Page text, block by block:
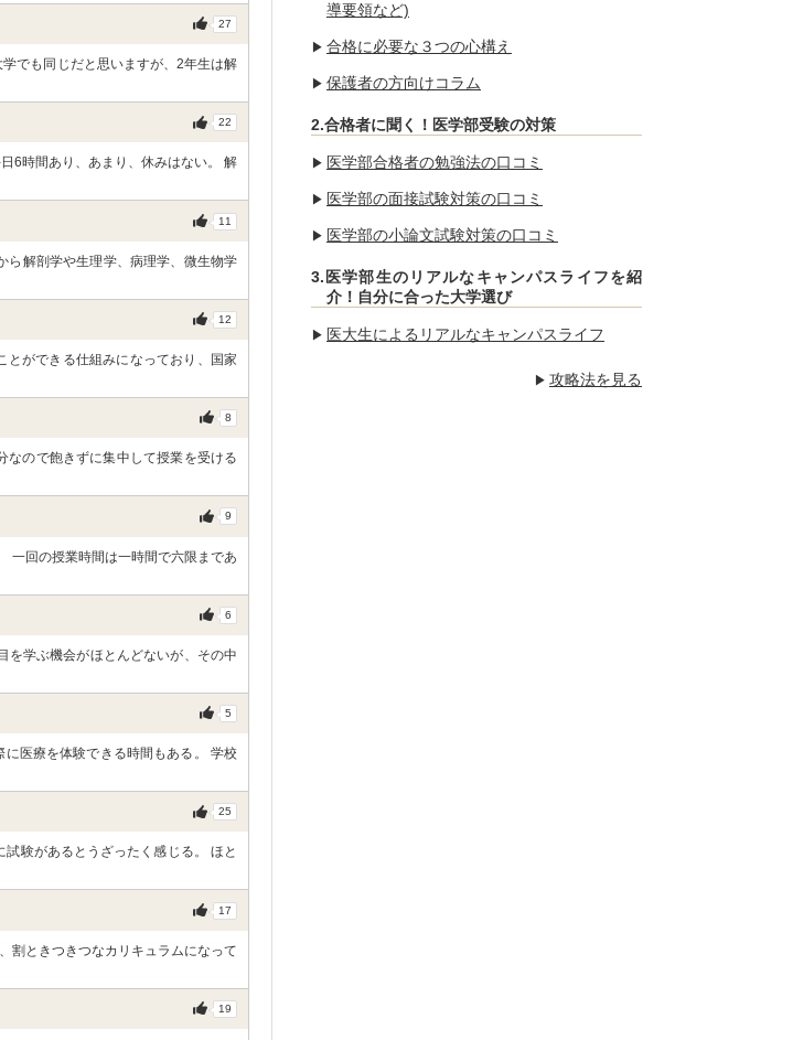
27
でも同じだと思いますが、2年生は解
22
6時間あり、あまり、休みはない。 解
11
ら解剖学や生理学、病理学、微生物学
12
ができる仕組みになっており、国家
8
なので飽きずに集中して授業を受ける
9
一回の授業時間は一時間で六限まであ
6
を学ぶ機会がほとんどないが、その中
5
医療を体験できる時間もある。 学校
25
験があるとうざったく感じる。 ほと
17
割ときつきつなカリキュラムになって
19
導要領など)
合格に必要な３つの心構え
保護者の方向けコラム
2.合格者に聞く！医学部受験の対策
医学部合格者の勉強法の口コミ
医学部の面接試験対策の口コミ
医学部の小論文試験対策の口コミ
3.医学部生のリアルなキャンパスライフを紹
介！自分に合った大学選び
医大生によるリアルなキャンパスライフ
攻略法を見る